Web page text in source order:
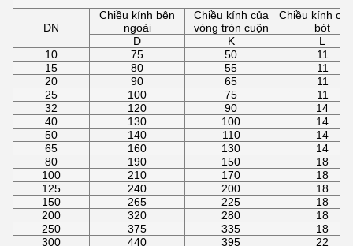
DN
Chiều kính bên
ngoài
Chiều kính của
vòng tròn cuộn
Chiều kính
bót
D
K
L
10
75 50
11
15
80 55
11
20
90 65
11
25
100 75
11
32
120 90
14
40
130 100
14
50
140 110
14
65
160 130
14
80
190 150
18
100
210 170
18
125
240 200
18
150
265 225
18
200
320 280
18
250
375 335
18
300
440 395
22